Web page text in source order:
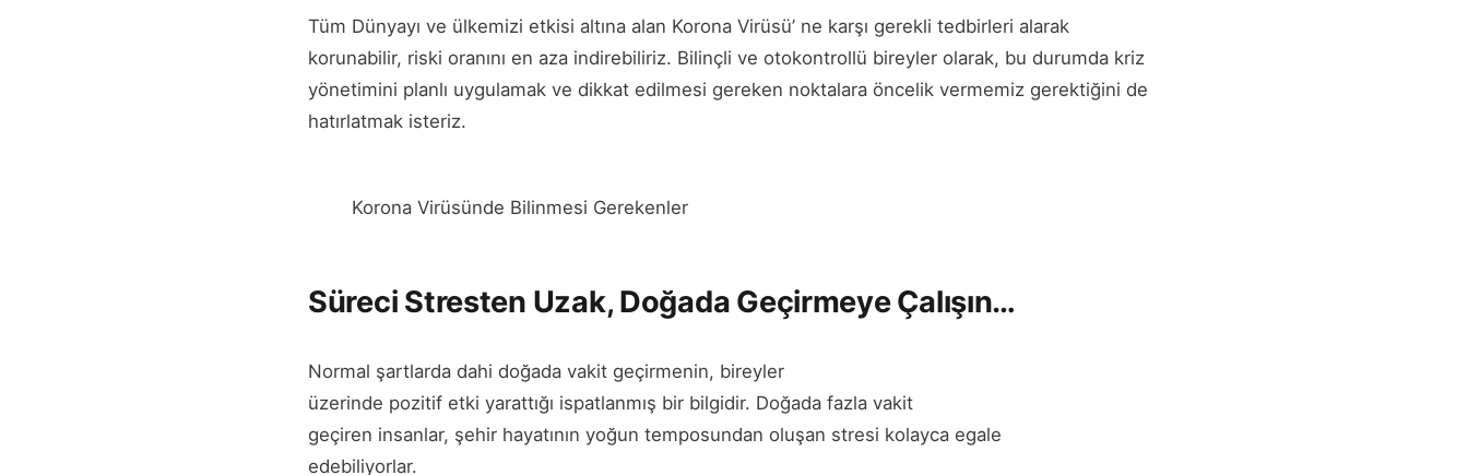
Tüm Dünyayı ve ülkemizi etkisi altına alan Korona Virüsü’ ne karşı gerekli tedbirleri alarak
korunabilir, riski oranını en aza indirebiliriz. Bilinçli ve otokontrollü bireyler olarak, bu durumda kriz
yönetimini planlı uygulamak ve dikkat edilmesi gereken noktalara öncelik vermemiz gerektiğini de
hatırlatmak isteriz.
Korona Virüsünde Bilinmesi Gerekenler
Süreci Stresten Uzak, Doğada Geçirmeye Çalışın…
Normal şartlarda dahi doğada vakit geçirmenin, bireyler
üzerinde pozitif etki yarattığı ispatlanmış bir bilgidir. Doğada fazla vakit
geçiren insanlar, şehir hayatının yoğun temposundan oluşan stresi kolayca egale
edebiliyorlar.